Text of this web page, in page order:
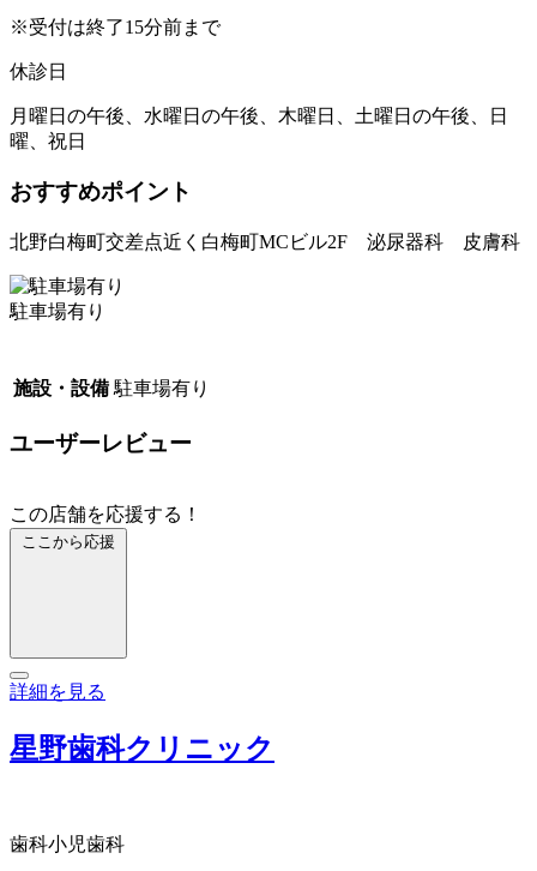
※受付は終了15分前まで
休診日
月曜日の午後、水曜日の午後、木曜日、土曜日の午後、日
曜、祝日
おすすめポイント
北野白梅町交差点近く白梅町MCビル2F 泌尿器科 皮膚科
駐車場有り
施設・設備 駐車場有り
ユーザーレビュー
この店舗を応援する！
ここから応援
詳細を見る
星野歯科クリニック
歯科小児歯科